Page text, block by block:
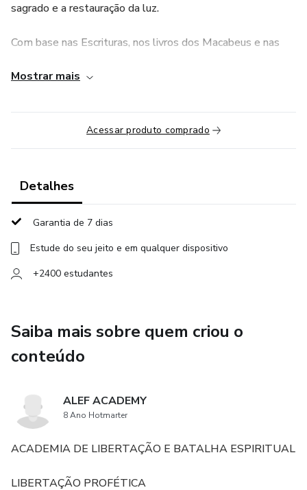
sagrado e a restauração da luz.
Com base nas Escrituras, nos livros dos Macabeus e nas
como Chanukah é um grito de guerra contra o espírito do
convite à purificação do Templo, não o de pedra, mas o da
A origem histórica e espiritual de Chanukah e sua conexão
com Daniel 11 e 12.
▪️Por que Yeshua participou dessa festa e o que isso revela
sobre os tempos do fim.
povo santo.
▪️A profanação do altar: quando o secular toma o lugar do
▪️A restauração do azeite puro e o poder da luz que vence a
escuridão.
Mostrar mais
Acessar produto comprado
Detalhes
Garantia de 7 dias
Estude do seu jeito e em qualquer dispositivo
+2400 estudantes
Saiba mais sobre quem criou o
conteúdo
ALEF ACADEMY
8 Ano Hotmarter
ACADEMIA DE LIBERTAÇÃO E BATALHA ESPIRITUAL
LIBERTAÇÃO PROFÉTICA